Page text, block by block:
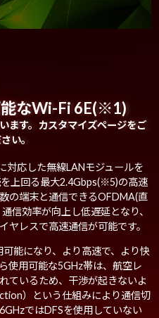
なWi-Fi 6E(※1)
ます。カスタマイズページをご
い。
対応した無線LANモジュールを
上回る最大2.4Gbps(※5)の高速
の端末と通信できるOFDMA(直
信効率が向上し低遅延となり、
ヤレスで高速通信が可能です。
能になり、より高速で、より快
使用可能な5GHz帯は、航空レ
ているため、干渉が起きないよ
）という仕組みにより通信切
ではDFSを使用していない